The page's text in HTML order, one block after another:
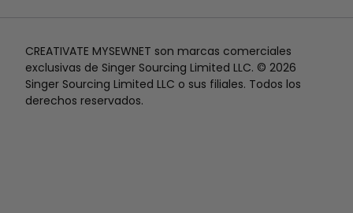
CREATIVATE MYSEWNET son marcas comerciales
exclusivas de Singer Sourcing Limited LLC. © 2026
Singer Sourcing Limited LLC o sus filiales. Todos los
derechos reservados.